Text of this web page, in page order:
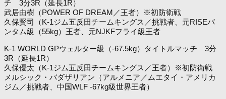
チ 3分3R（延長1R）
武居由樹（POWER OF DREAM／王者）※初防衛戦
久保賢司（K-1ジム五反田チームキングス／挑戦者、元RISEバ
ンタム級（55kg）王者、元NJKFフライ級王者
K-1 WORLD GPウェルター級（-67.5kg）タイトルマッチ 3分
3R（延長1R）
久保優太（K-1ジム五反田チームキングス／王者）※初防衛戦
メルシック・バダザリアン（アルメニア／ムエタイ・アメリカ
ジム／挑戦者、中国WLF -67kg級世界王者）